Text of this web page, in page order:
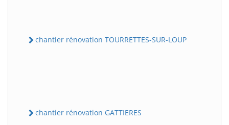
chantier rénovation TOURRETTES-SUR-LOUP
chantier rénovation GATTIERES